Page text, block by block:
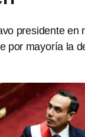
presidente en
por mayoría la